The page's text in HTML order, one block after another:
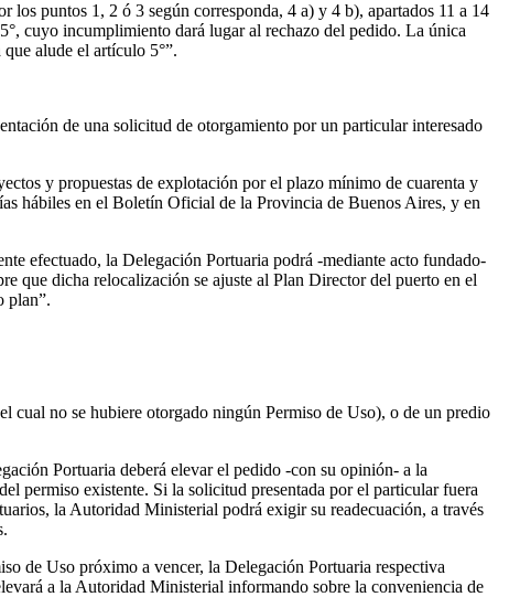
puntos 1, 2 ó 3 según corresponda, 4 a) y 4 b), apartados 11 a 14
cuyo incumplimiento dará lugar al rechazo del pedido. La única
alude el artículo 5°”.
de una solicitud de otorgamiento por un particular interesado
y propuestas de explotación por el plazo mínimo de cuarenta y
hábiles en el Boletín Oficial de la Provincia de Buenos Aires, y en
efectuado, la Delegación Portuaria podrá -mediante acto fundado-
que dicha relocalización se ajuste al Plan Director del puerto en el
plan”.
cual no se hubiere otorgado ningún Permiso de Uso), o de un predio
Portuaria deberá elevar el pedido -con su opinión- a la
permiso existente. Si la solicitud presentada por el particular fuera
la Autoridad Ministerial podrá exigir su readecuación, a través
de Uso próximo a vencer, la Delegación Portuaria respectiva
a la Autoridad Ministerial informando sobre la conveniencia de